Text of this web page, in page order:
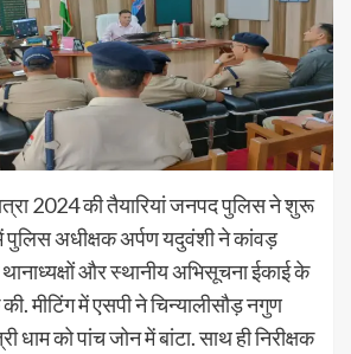
2024 की तैयारियां जनपद पुलिस ने शुरू
पुलिस अधीक्षक अर्पण यदुवंशी ने कांवड़
और स्थानीय अभिसूचना ईकाई के
मीटिंग में एसपी ने चिन्यालीसौड़ नगुण
धाम को पांच जोन में बांटा. साथ ही निरीक्षक